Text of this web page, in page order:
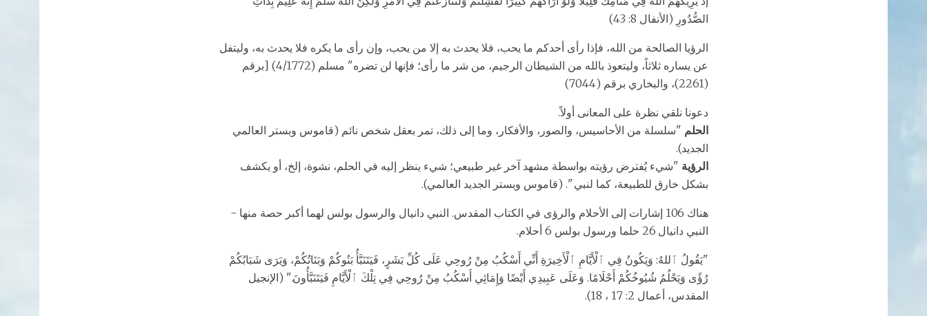
الصُّدُورِ (الأنفال 8: 43)
الرؤيا الصالحة من الله، فإذا رأى أحدكم ما يحب، فلا يحدث به إلا من يحب، وإن رأى ما يكره فلا يحدث به، وليتفل
عن يساره ثلاثاً، وليتعوذ بالله من الشيطان الرجيم، من شر ما رأى؛ فإنها لن تضره" مسلم (4/1772) [برقم
(2261)، والبخاري برقم (7044)
دعونا نلقي نظرة على المعانى أولاً.
الحلم "سلسلة من الأحاسيس، والصور، والأفكار، وما إلى ذلك، تمر بعقل شخص نائم (قاموس وبستر العالمي
الجديد).
الرؤية "شيء يُفترض رؤيته بواسطة مشهد آخر غير طبيعي؛ شيء ينظر إليه في الحلم، نشوة، إلخ، أو يكشف
بشكل خارق للطبيعة، كما لنبي ". (قاموس وبستر الجديد العالمي).
هناك 106 إشارات إلى الأحلام والرؤى في الكتاب المقدس. النبي دانيال والرسول بولس لهما أكبر حصة منها -
النبي دانيال 26 حلما ورسول بولس 6 أحلام.
"يَقُولُ ٱللهُ: وَيَكُونُ فِي ٱلْأَيَّامِ ٱلْأَخِيرَةِ أَنِّي أَسْكُبُ مِنْ رُوحِي عَلَى كُلِّ بَشَرٍ، فَيَتَنَبَّأُ بَنُوكُمْ وَبَنَاتُكُمْ، وَيَرَى شَبَابُكُمْ
رُؤًى وَيَحْلُمُ شُيُوخُكُمْ أَحْلَامًا. وَعَلَى عَبِيدِي أَيْضًا وَإِمَائِي أَسْكُبُ مِنْ رُوحِي فِي تِلْكَ ٱلْأَيَّامِ فَيَتَنَبَّأُونَ." (الإنجيل
المقدس، أعمال 2: 17 ، 18).